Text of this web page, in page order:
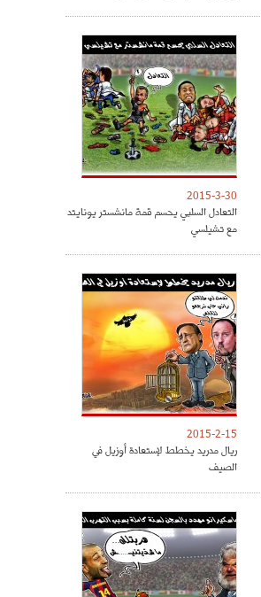
2015-3-30
التعادل السلبي يحسم قمة مانشستر يونايتد
مع تشيلسي
2015-2-15
ريال مدريد يخطط لإستعادة أوزيل في
الصيف